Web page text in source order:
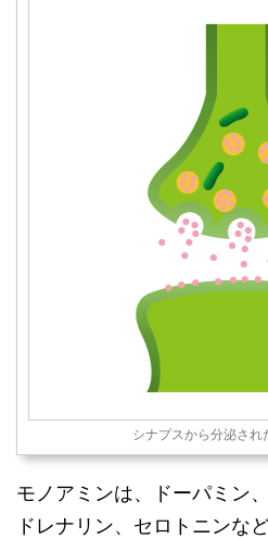
シナプスから分泌され
モノアミンは、ドーパミン
ドレナリン、セロトニンな